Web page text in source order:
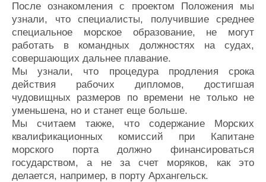
После ознакомления с проектом Положения мы
узнали, что специалисты, получившие среднее
специальное морское образование, не могут
работать в командных должностях на судах,
совершающих дальнее плавание.
Мы узнали, что процедура продления срока
действия рабочих дипломов, достигшая
чудовищных размеров по времени не только не
уменьшена, но и станет еще больше.
Мы считаем также, что содержание Морских
квалификационных комиссий при Капитане
морского порта должно финансироваться
государством, а не за счет моряков, как это
делается, например, в порту Архангельск.